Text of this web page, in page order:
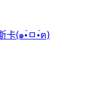
卡(๑•̀ㅁ•́ฅ)